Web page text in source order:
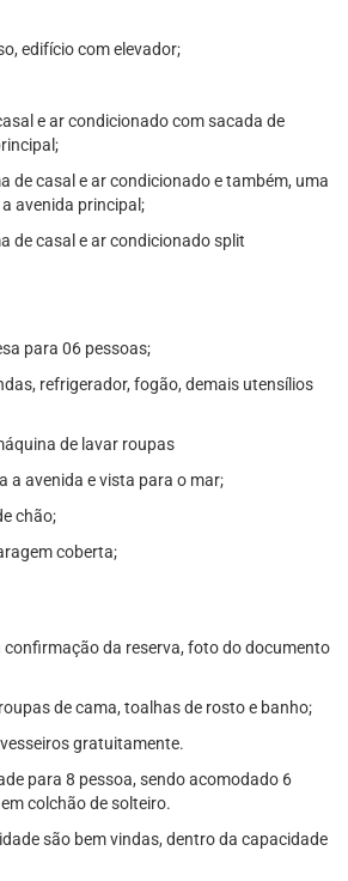
edifício com elevador;
e ar condicionado com sacada de
de casal e ar condicionado e também, uma
avenida principal;
de casal e ar condicionado split
para 06 pessoas;
refrigerador, fogão, demais utensílios
de lavar roupas
a avenida e vista para o mar;
chão;
coberta;
confirmação da reserva, foto do documento
de cama, toalhas de rosto e banho;
gratuitamente.
para 8 pessoa, sendo acomodado 6
colchão de solteiro.
são bem vindas, dentro da capacidade